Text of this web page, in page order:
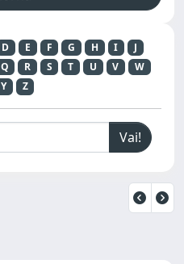
D E F G H I
J
Q R S T U V
W
Y Z